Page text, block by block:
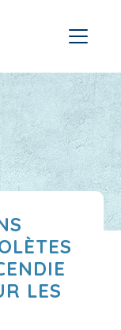
LES